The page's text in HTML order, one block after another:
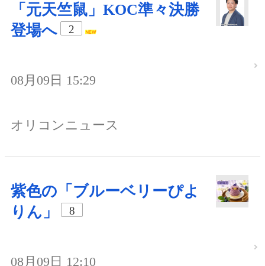
「元天竺鼠」KOC準々決勝
登場へ
2
08月09日 15:29
オリコンニュース
紫色の「ブルーベリーぴよ
りん」
8
08月09日 12:10